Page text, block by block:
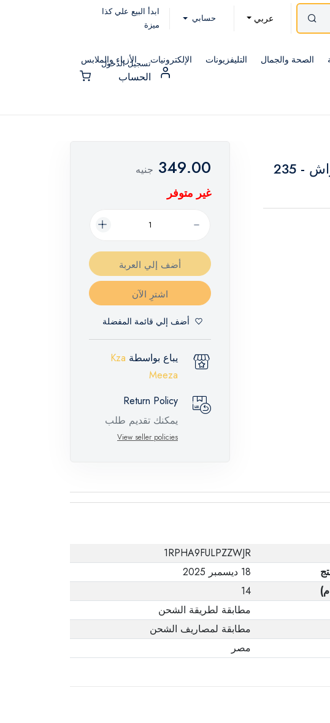
عربي حسابي
ابدأ البيع علي كذا
ميزة
الصحة والجمال التليفزيونات الإلكترونيات الأزياء والملابس
تسجيل الدخول
الحساب
معطر الجسم هاش اب شوجر راش - 235
349.00 جنيه
غير متوفر
أضف إلي العربة
اشترِ الآن
أضف إلي قائمة المفضلة
يباع بواسطة Kza
Meeza
Return Policy
يمكنك تقديم طلب
إرجاع لهذه المنتجات
حالة وجود عيوب من
وقت وصول الطلب،
في حالتها الصحيحة
وأن المنتج في عبوته
الأصلية. لاحظ أنه لا
يمكن إرجاع المنتجات
View seller policies
1RPHA9FULPZZWJR
18 ديسمبر 2025
14
مطابقة لطريقة الشحن
مطابقة لمصاريف الشحن
مصر